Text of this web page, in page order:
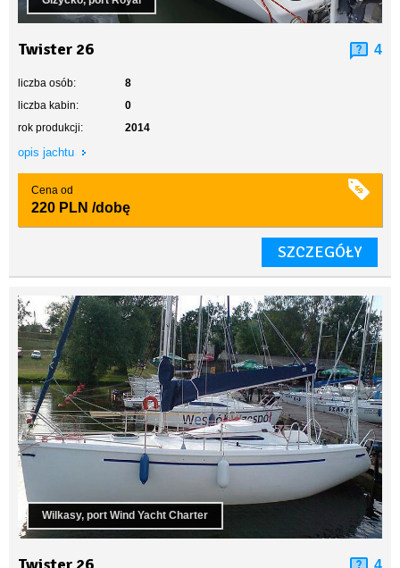
Twister 26 4
liczba osób:
8
liczba kabin:
0
rok produkcji:
2014
opis jachtu
Cena od
220 PLN /dobę
SZCZEGÓŁY
Wilkasy, port Wind Yacht Charter
4